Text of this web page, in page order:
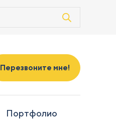
Перезвоните мне!
Портфолио